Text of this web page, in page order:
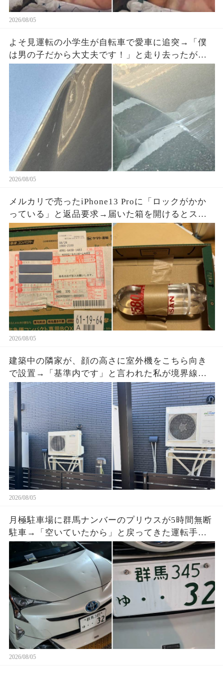
2026/08/05
よそ見運転の小学生が自転車で愛車に追突→「僕
は男の子だから大丈夫です！」と走り去ったが、
ドラレコに残った一言で両親が戻ってきた
2026/08/05
メルカリで売ったiPhone13 Proに「ロックがかか
っている」と返品要求→届いた箱を開けるとスマ
ホはなく、重量を合わせたペットボトルが固定さ
れていた
2026/08/05
建築中の隣家が、顔の高さに室外機をこちら向き
で設置→「基準内です」と言われた私が境界線と
排気方向の写真を送ると、現場監督が工事を止め
た
2026/08/05
月極駐車場に群馬ナンバーのプリウスが5時間無断
駐車→「空いていたから」と戻ってきた運転手
へ、防犯映像と駐車料金を見せると…
2026/08/05